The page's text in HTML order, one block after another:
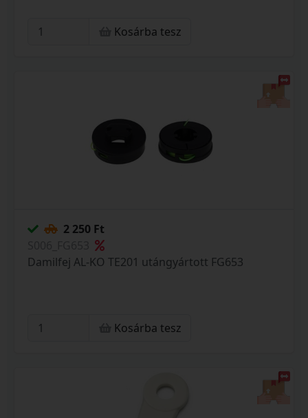
Kosárba tesz
2 250 Ft
Damilfej AL-KO TE201 utángyártott FG653
Kosárba tesz